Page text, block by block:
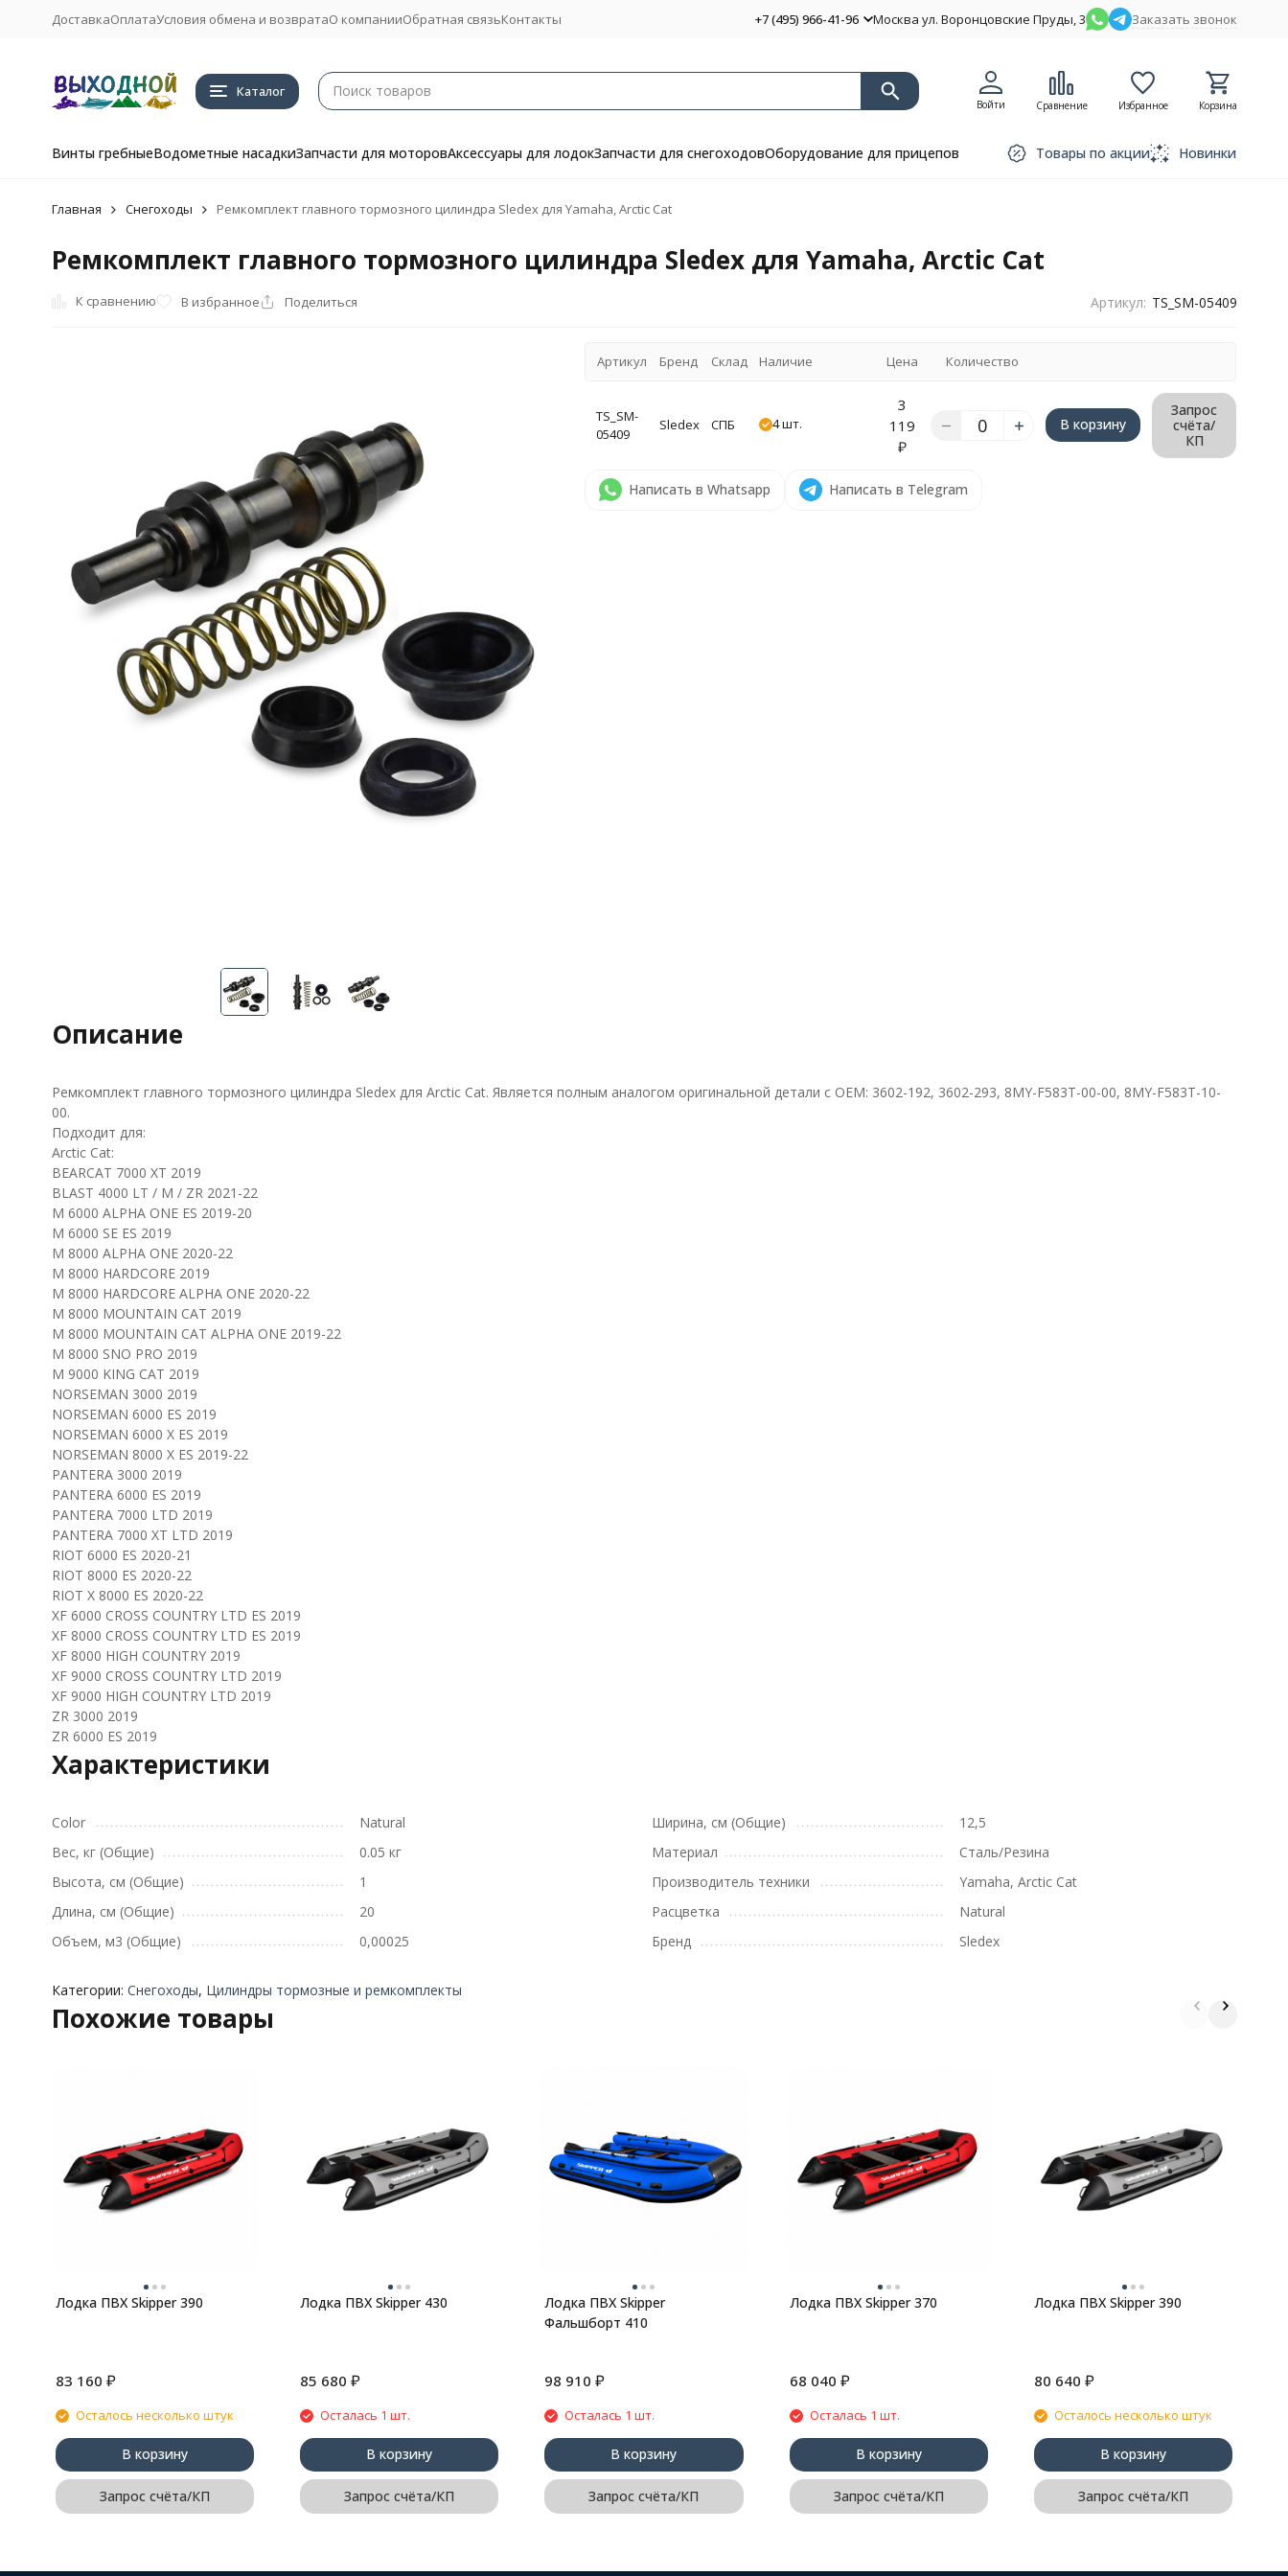
ДоставкаОплатаУсловия обмена и возвратаО компанииОбратная связьКонтакты +7 (495) 966-41-96 Москва ул. Воронцовские Пруды, 3 Заказать звонок
Каталог
Войти Сравнение Избранное Корзина
Винты гребныеВодометные насадкиЗапчасти для моторовАксессуары для лодокЗапчасти для снегоходовОборудование для прицепов Товары по акции Новинки
Главная Снегоходы Ремкомплект главного тормозного цилиндра Sledex для Yamaha, Arctic Cat
Ремкомплект главного тормозного цилиндра Sledex для Yamaha, Arctic Cat
К сравнению В избранное Поделиться Артикул: TS_SM-05409
Артикул Бренд Склад Наличие Цена Количество
TS_SM-
05409
Sledex СПБ 4 шт.
3
119
₽
В корзину
Запрос
счёта/
КП
Написать в Whatsapp Написать в Telegram
Описание
Ремкомплект главного тормозного цилиндра Sledex для Arctic Cat. Является полным аналогом оригинальной детали с ОЕМ: 3602-192, 3602-293, 8MY-F583T-00-00, 8MY-F583T-10-
00.
Подходит для:
Arctic Cat:
BEARCAT 7000 XT 2019
BLAST 4000 LT / M / ZR 2021-22
M 6000 ALPHA ONE ES 2019-20
M 6000 SE ES 2019
M 8000 ALPHA ONE 2020-22
M 8000 HARDCORE 2019
M 8000 HARDCORE ALPHA ONE 2020-22
M 8000 MOUNTAIN CAT 2019
M 8000 MOUNTAIN CAT ALPHA ONE 2019-22
M 8000 SNO PRO 2019
M 9000 KING CAT 2019
NORSEMAN 3000 2019
NORSEMAN 6000 ES 2019
NORSEMAN 6000 X ES 2019
NORSEMAN 8000 X ES 2019-22
PANTERA 3000 2019
PANTERA 6000 ES 2019
PANTERA 7000 LTD 2019
PANTERA 7000 XT LTD 2019
RIOT 6000 ES 2020-21
RIOT 8000 ES 2020-22
RIOT X 8000 ES 2020-22
XF 6000 CROSS COUNTRY LTD ES 2019
XF 8000 CROSS COUNTRY LTD ES 2019
XF 8000 HIGH COUNTRY 2019
XF 9000 CROSS COUNTRY LTD 2019
XF 9000 HIGH COUNTRY LTD 2019
ZR 3000 2019
ZR 6000 ES 2019
Характеристики
Color
Natural
Вес, кг (Общие)
0.05 кг
Высота, см (Общие)
1
Длина, см (Общие)
20
Объем, м3 (Общие)
0,00025
Ширина, см (Общие)
12,5
Материал
Сталь/Резина
Производитель техники
Yamaha, Arctic Cat
Расцветка
Natural
Бренд
Sledex
Категории: Снегоходы, Цилиндры тормозные и ремкомплекты
Похожие товары
Лодка ПВХ Skipper 390
83 160 ₽
Осталось несколько штук
В корзину
Запрос счёта/КП
Лодка ПВХ Skipper 430
85 680 ₽
Осталась 1 шт.
В корзину
Запрос счёта/КП
Лодка ПВХ Skipper
Фальшборт 410
98 910 ₽
Осталась 1 шт.
В корзину
Запрос счёта/КП
Лодка ПВХ Skipper 370
68 040 ₽
Осталась 1 шт.
В корзину
Запрос счёта/КП
Лодка ПВХ Skipper 390
80 640 ₽
Осталось несколько штук
В корзину
Запрос счёта/КП